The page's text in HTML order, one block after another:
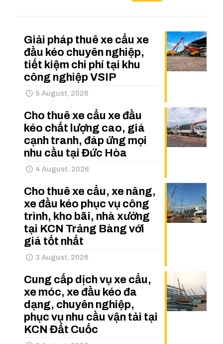
Giải pháp thuê xe cẩu xe
đầu kéo chuyên nghiệp,
tiết kiệm chi phí tại khu
công nghiệp VSIP
5 August, 2026
Cho thuê xe cẩu xe đầu
kéo chất lượng cao, giá
cạnh tranh, đáp ứng mọi
nhu cầu tại Đức Hòa
4 August, 2026
Cho thuê xe cẩu, xe nâng,
xe đầu kéo phục vụ công
trình, kho bãi, nhà xưởng
tại KCN Trảng Bàng với
giá tốt nhất
3 August, 2026
Cung cấp dịch vụ xe cẩu,
xe móc, xe đầu kéo đa
dạng, chuyên nghiệp,
phục vụ nhu cầu vận tải tại
KCN Đất Cuốc